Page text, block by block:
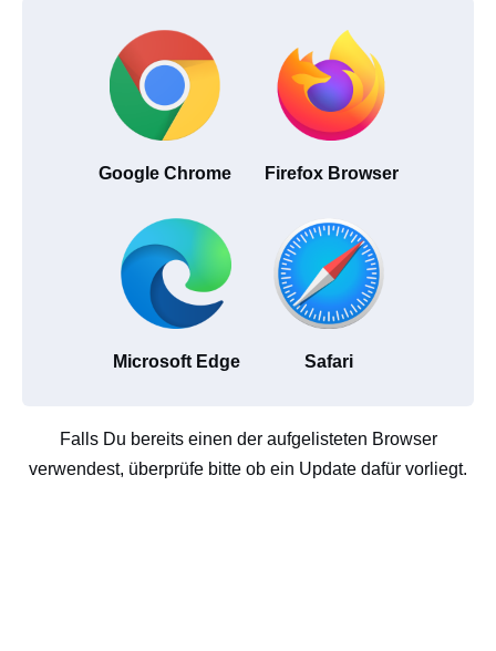
Google Chrome Firefox Browser
Microsoft Edge Safari
Falls Du bereits einen der aufgelisteten Browser
verwendest, überprüfe bitte ob ein Update dafür vorliegt.